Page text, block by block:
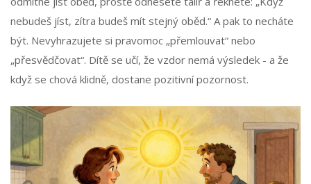
nebudeš jíst, zítra budeš mít stejný oběd.“ A pak to necháte
být. Nevyhrazujete si pravomoc „přemlouvat“ nebo
„přesvědčovat“. Dítě se učí, že vzdor nemá výsledek - a že
když se chová klidně, dostane pozitivní pozornost.